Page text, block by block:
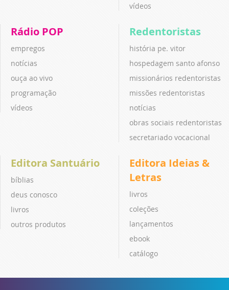
vídeos
Rádio POP
empregos
notícias
ouça ao vivo
programação
vídeos
Redentoristas
história pe. vitor
hospedagem santo afonso
missionários redentoristas
missões redentoristas
notícias
obras sociais redentoristas
secretariado vocacional
Editora Santuário
bíblias
deus conosco
livros
outros produtos
Editora Ideias &
Letras
livros
coleções
lançamentos
ebook
catálogo